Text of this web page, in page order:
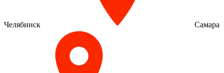
Челябинск Самара